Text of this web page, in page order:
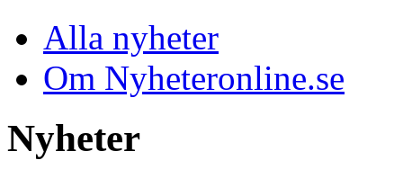
Alla nyheter
Om Nyheteronline.se
Nyheter